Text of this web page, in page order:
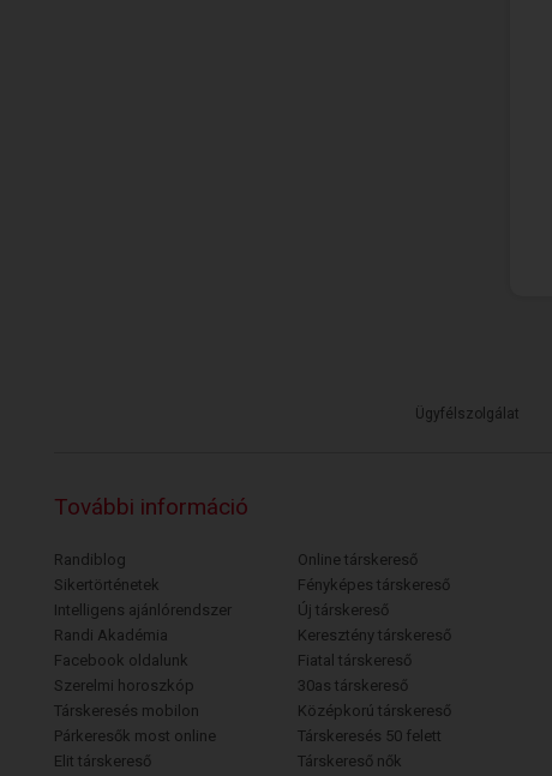
Ügyfélszolgálat
További információ
Randiblog
Sikertörténetek
Intelligens ajánlórendszer
Randi Akadémia
Facebook oldalunk
Szerelmi horoszkóp
Társkeresés mobilon
Párkeresők most online
Elit társkereső
Online társkereső
Fényképes társkereső
Új társkereső
Keresztény társkereső
Fiatal társkereső
30as társkereső
Középkorú társkereső
Társkeresés 50 felett
Társkereső nők